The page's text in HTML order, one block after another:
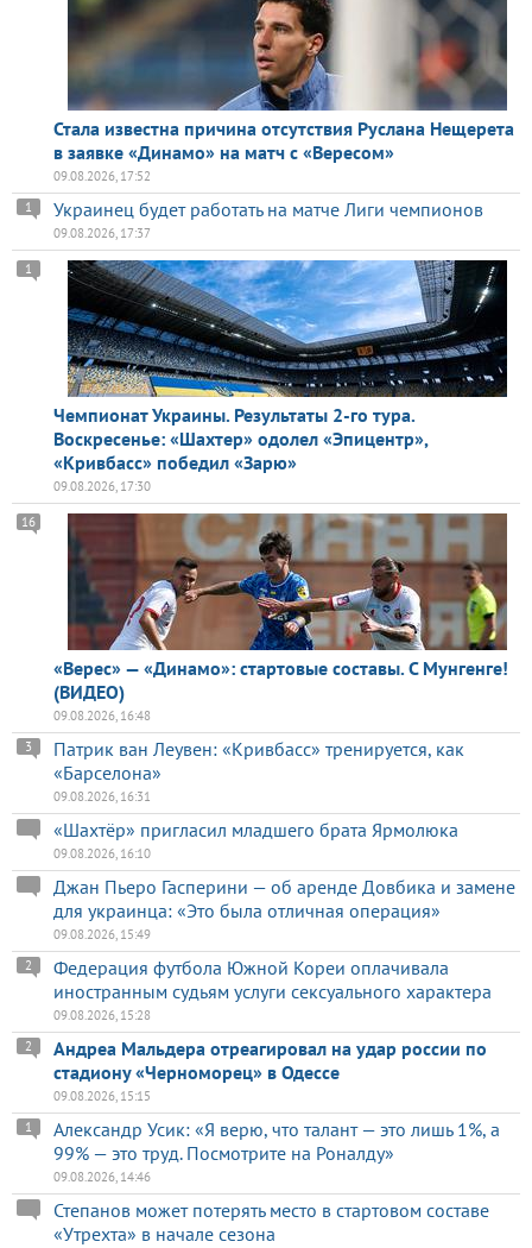
Стала известна причина отсутствия Руслана Нещерета
в заявке «Динамо» на матч с «Вересом»
09.08.2026, 17:52
Украинец будет работать на матче Лиги чемпионов
1
09.08.2026, 17:37
Чемпионат Украины. Результаты 2-го тура.
Воскресенье: «Шахтер» одолел «Эпицентр»,
«Кривбасс» победил «Зарю»
1
09.08.2026, 17:30
«Верес» — «Динамо»: стартовые составы. С Мунгенге!
(ВИДЕО)
16
09.08.2026, 16:48
Патрик ван Леувен: «Кривбасс» тренируется, как
«Барселона»
3
09.08.2026, 16:31
«Шахтёр» пригласил младшего брата Ярмолюка
09.08.2026, 16:10
Джан Пьеро Гасперини — об аренде Довбика и замене
для украинца: «Это была отличная операция»
09.08.2026, 15:49
Федерация футбола Южной Кореи оплачивала
иностранным судьям услуги сексуального характера
2
09.08.2026, 15:28
Андреа Мальдера отреагировал на удар россии по
стадиону «Черноморец» в Одессе
2
09.08.2026, 15:15
Александр Усик: «Я верю, что талант — это лишь 1%, а
99% — это труд. Посмотрите на Роналду»
1
09.08.2026, 14:46
Степанов может потерять место в стартовом составе
«Утрехта» в начале сезона